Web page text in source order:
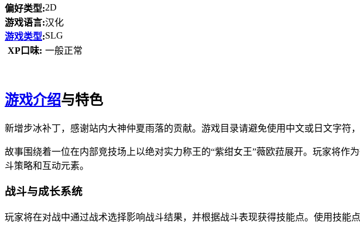
偏好类型:2D
游戏语言:汉化
游戏类型:SLG
XP口味: 一般正常
游戏介绍与特色
新增步冰补丁，感谢站内大神仲夏雨落的贡献。游戏目录请避免使用中文或日文字符
故事围绕着一位在内部竞技场上以绝对实力称王的“紫绀女王”薇欧菈展开。玩家将
斗策略和互动元素。
战斗与成长系统
玩家将在对战中通过战术选择影响战斗结果，并根据战斗表现获得技能点。使用技能